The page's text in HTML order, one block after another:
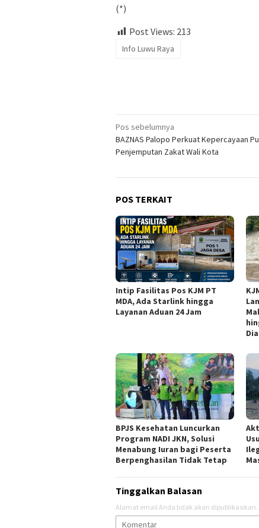
(*)
Post Views: 213
Info Luwu Raya
Navigasi
pos
Pos sebelumnya
BAZNAS Palopo Perkuat Kepercayaan
Penjemputan Zakat Wali Kota
POS TERKAIT
Intip Fasilitas Pos KJM PT
MDA, Ada Starlink hingga
Layanan Aduan 24 Jam
BPJS Kesehatan Luncurkan
Program NADI JKN, Solusi
Menabung Iuran bagi Peserta
Berpenghasilan Tidak Tetap
Tinggalkan Balasan
Alamat email Anda tidak akan dipublikasikan.